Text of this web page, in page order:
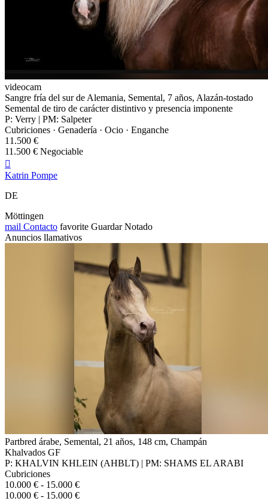
videocam
Sangre fría del sur de Alemania, Semental, 7 años, Alazán-tostado
Semental de tiro de carácter distintivo y presencia imponente
P: Verry | PM: Salpeter
Cubriciones · Genadería · Ocio · Enganche
11.500 €
11.500 € Negociable

Katrin Pompe
DE
Möttingen
mail Contacto favorite Guardar Notado
Anuncios llamativos
Partbred árabe, Semental, 21 años, 148 cm, Champán
Khalvados GF
P: KHALVIN KHLEIN (AHBLT) | PM: SHAMS EL ARABI
Cubriciones
10.000 € - 15.000 €
10.000 € - 15.000 €